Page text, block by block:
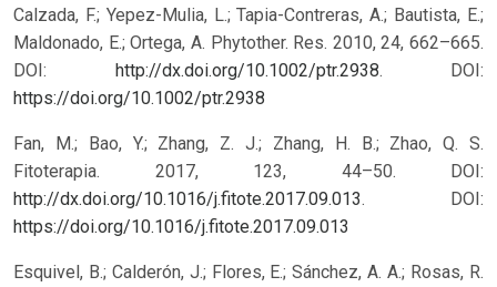
Calzada, F.; Yepez-Mulia, L.; Tapia-Contreras, A.; Bautista, E.;
Maldonado, E.; Ortega, A. Phytother. Res. 2010, 24, 662–665.
DOI: http://dx.doi.org/10.1002/ptr.2938. DOI:
https://doi.org/10.1002/ptr.2938
Fan, M.; Bao, Y.; Zhang, Z. J.; Zhang, H. B.; Zhao, Q. S.
Fitoterapia. 2017, 123, 44–50. DOI:
http://dx.doi.org/10.1016/j.fitote.2017.09.013. DOI:
https://doi.org/10.1016/j.fitote.2017.09.013
Esquivel, B.; Calderón, J.; Flores, E.; Sánchez, A. A.; Rosas, R.